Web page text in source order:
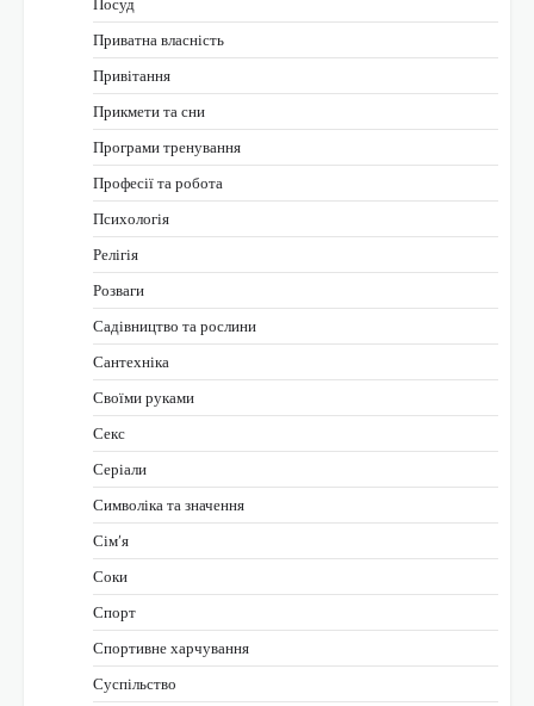
Приватна власність
Привітання
Прикмети та сни
Програми тренування
Професії та робота
Психологія
Релігія
Розваги
Садівництво та рослини
Сантехніка
Своїми руками
Секс
Серіали
Символіка та значення
Сім’я
Соки
Спорт
Спортивне харчування
Суспільство